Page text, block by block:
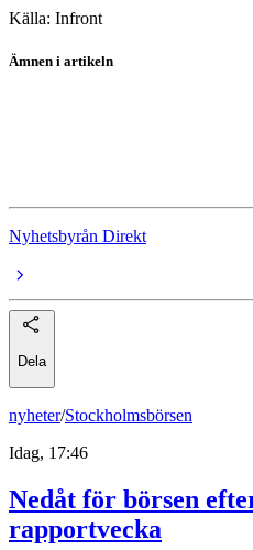
Källa: Infront
Ämnen i artikeln
Nyhetsbyrån Direkt
Dela
nyheter/Stockholmsbörsen
Idag, 17:46
Nedåt för börsen
rapportvecka